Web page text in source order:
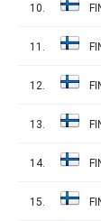
10.
11.
12.
13.
14.
15.